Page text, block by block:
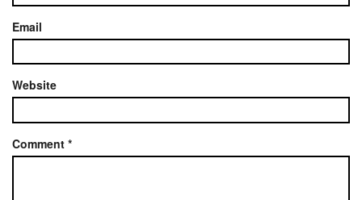
Email
Website
Comment *